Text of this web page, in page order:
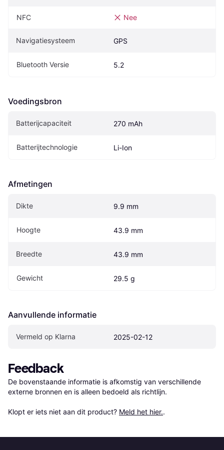
NFC Nee
Navigatiesysteem GPS
Bluetooth Versie 5.2
Voedingsbron
Batterijcapaciteit 270 mAh
Batterijtechnologie Li-Ion
Afmetingen
Dikte 9.9 mm
Hoogte 43.9 mm
Breedte 43.9 mm
Gewicht 29.5 g
Aanvullende informatie
Vermeld op Klarna 2025-02-12
Feedback
De bovenstaande informatie is afkomstig van verschillende
externe bronnen en is alleen bedoeld als richtlijn.
Klopt er iets niet aan dit product? Meld het hier..